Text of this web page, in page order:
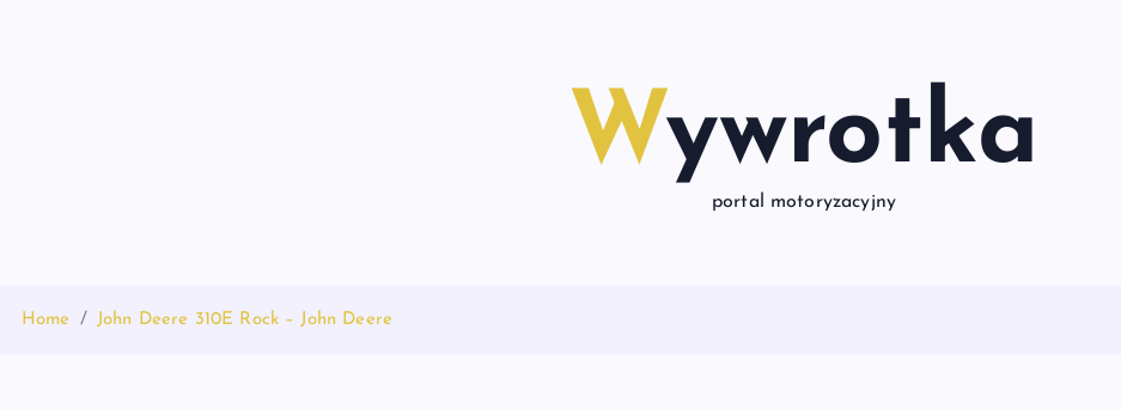
Wywrotka
portal motoryzacyjny
Home John Deere 310E Rock – John Deere